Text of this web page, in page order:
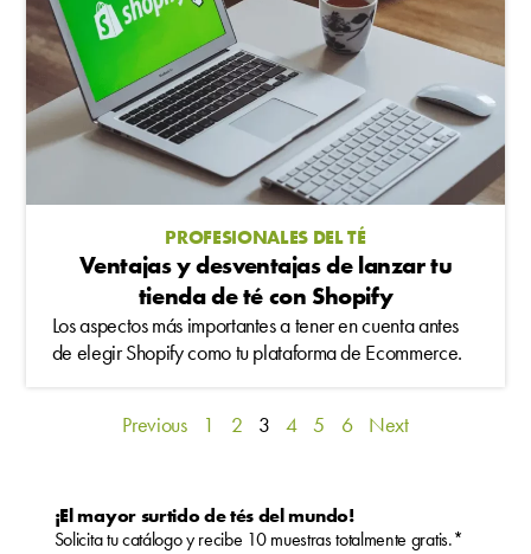
PROFESIONALES DEL TÉ
Ventajas y desventajas de lanzar tu
tienda de té con Shopify
Los aspectos más importantes a tener en cuenta antes
de elegir Shopify como tu plataforma de Ecommerce.
Previous 1 2 3 4 5 6 Next
¡El mayor surtido de tés del mundo!
Solicita tu catálogo y recibe 10 muestras totalmente gratis.*